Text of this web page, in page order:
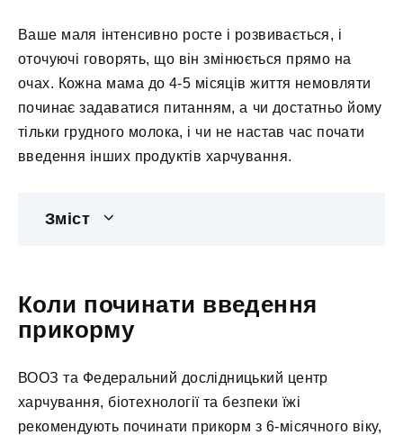
Ваше маля інтенсивно росте і розвивається, і
оточуючі говорять, що він змінюється прямо на
очах. Кожна мама до 4-5 місяців життя немовляти
починає задаватися питанням, а чи достатньо йому
тільки грудного молока, і чи не настав час почати
введення інших продуктів харчування.
Зміст
Коли починати введення
прикорму
ВООЗ та Федеральний дослідницький центр
харчування, біотехнології та безпеки їжі
рекомендують починати прикорм з 6-місячного віку,